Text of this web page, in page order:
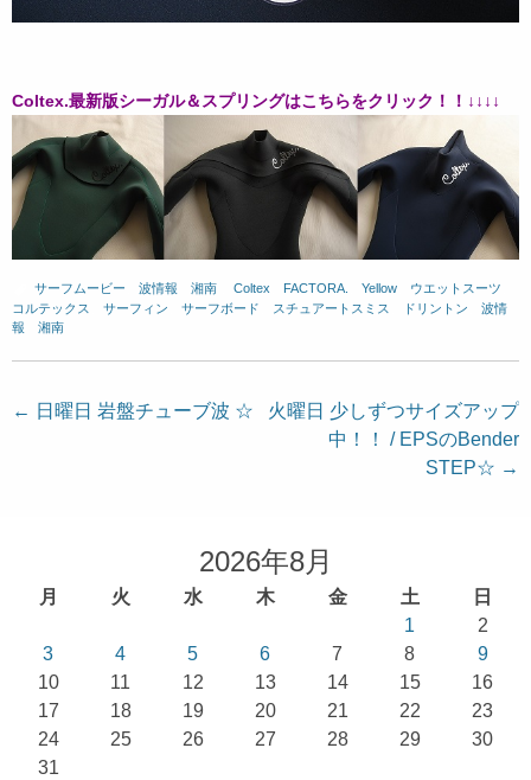
Coltex.最新版シーガル＆スプリングはこちらをクリック！！↓↓↓↓
サーフムービー 波情報 湘南 Coltex FACTORA. Yellow ウエットスーツ
コルテックス
サーフィン サーフボード スチュアートスミス ドリントン
波情
報 湘南
投
← 日曜日 岩盤チューブ波 ☆
火曜日 少しずつサイズアップ
中！！ / EPSのBender
STEP☆ →
2026年8月
月 火 水 木 金 土
日
1
2
3
4 5 6 7 8
9
10
11 12 13 14 15
16
17
18 19 20 21 22
23
24
25 26 27 28 29
30
31